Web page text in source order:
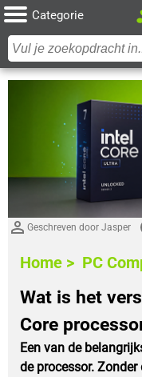
Categorie
Geschreven door Jasper
Home > PC
Wat is het
Core
Een van de
de processor.